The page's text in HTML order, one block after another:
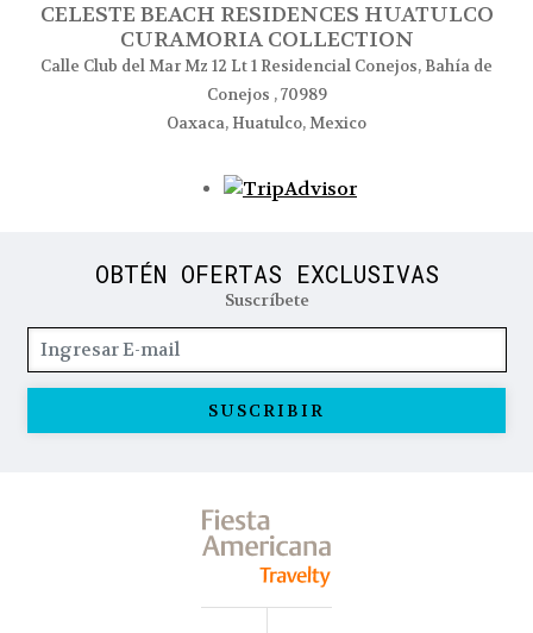
CELESTE BEACH RESIDENCES HUATULCO
CURAMORIA COLLECTION
Calle Club del Mar Mz 12 Lt 1 Residencial Conejos, Bahía de
Conejos , 70989
Oaxaca, Huatulco, Mexico
OBTÉN OFERTAS EXCLUSIVAS
Suscríbete
SUSCRIBIR